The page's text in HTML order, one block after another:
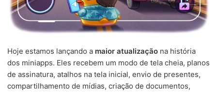
Hoje estamos lançando a maior atualização na história
dos miniapps. Eles recebem um modo de tela cheia, planos
de assinatura, atalhos na tela inicial, envio de presentes,
compartilhamento de mídias, criação de documentos,